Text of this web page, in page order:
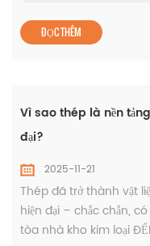
mức độ an toàn, bền vữ...
ĐỌC THÊM
Vì sao thép là nền
đại?
2025-11-21
Thép đã trở thành vật
hiện đại – chắc chắn,
tòa nhà kho kim loại